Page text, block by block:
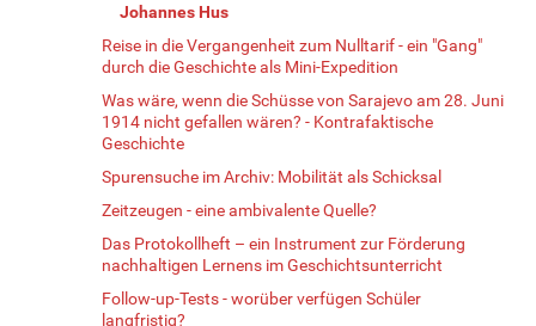
Johannes Hus
Reise in die Vergangenheit zum Nulltarif - ein "Gang"
durch die Geschichte als Mini-Expedition
Was wäre, wenn die Schüsse von Sarajevo am 28. Juni
1914 nicht gefallen wären? - Kontrafaktische
Geschichte
Spurensuche im Archiv: Mobilität als Schicksal
Zeitzeugen - eine ambivalente Quelle?
Das Protokollheft – ein Instrument zur Förderung
nachhaltigen Lernens im Geschichtsunterricht
Follow-up-Tests - worüber verfügen Schüler
langfristig?